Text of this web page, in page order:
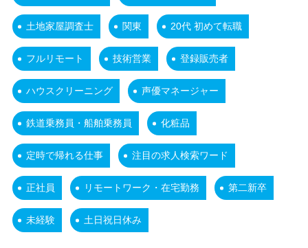
土地家屋調査士 関東 20代 初めて転職
フルリモート 技術営業 登録販売者
ハウスクリーニング 声優マネージャー
鉄道乗務員・船舶乗務員 化粧品
定時で帰れる仕事 注目の求人検索ワード
正社員 リモートワーク・在宅勤務 第二新卒
未経験 土日祝日休み